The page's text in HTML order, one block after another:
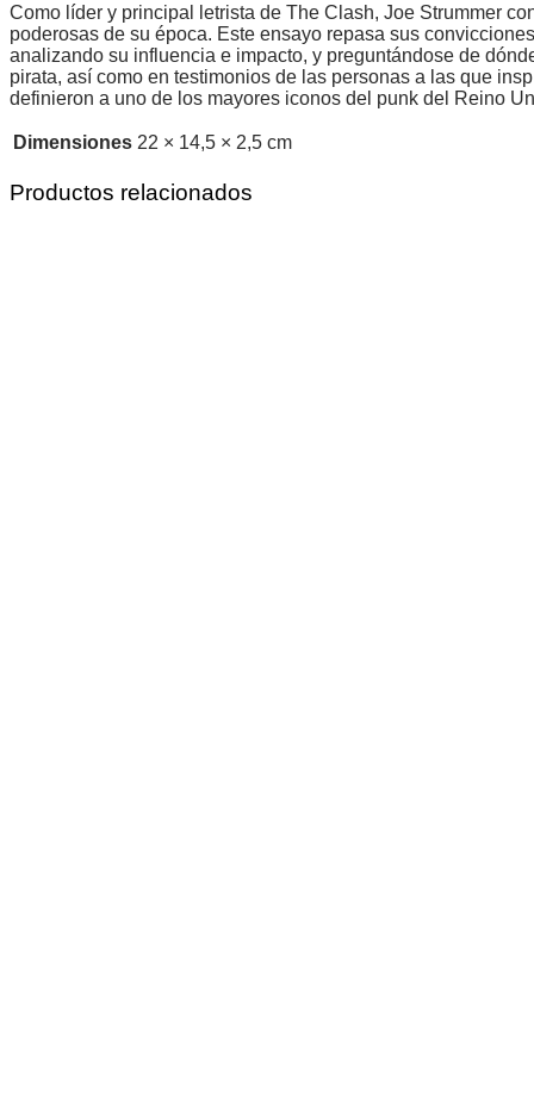
Como líder y principal letrista de The Clash, Joe Strummer
poderosas de su época. Este ensayo repasa sus
analizando su influencia e impacto, y preguntándose de
pirata, así como en testimonios de las personas a las que
definieron a uno de los mayores iconos del punk del Reino
Dimensiones 22 × 14,5 × 2,5 cm
Productos relacionados